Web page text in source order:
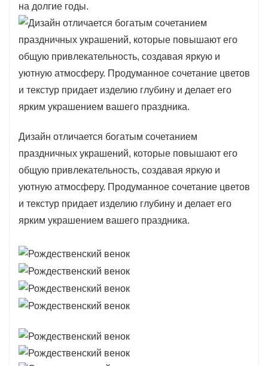
на долгие годы.
Дизайн отличается богатым сочетанием
праздничных украшений, которые повышают его
общую привлекательность, создавая яркую и
уютную атмосферу. Продуманное сочетание цветов
и текстур придает изделию глубину и делает его
ярким украшением вашего праздника.